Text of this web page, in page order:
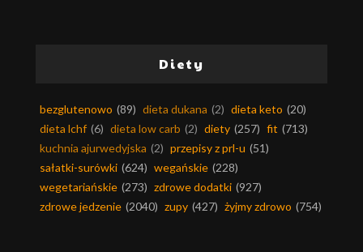
Diety
bezglutenowo (89) dieta dukana (2) dieta keto (20)
dieta lchf (6) dieta low carb (2) diety (257) fit (713)
kuchnia ajurwedyjska (2) przepisy z prl-u (51)
sałatki-surówki (624) wegańskie (228)
wegetariańskie (273) zdrowe dodatki (927)
zdrowe jedzenie (2040) zupy (427) żyjmy zdrowo (754)